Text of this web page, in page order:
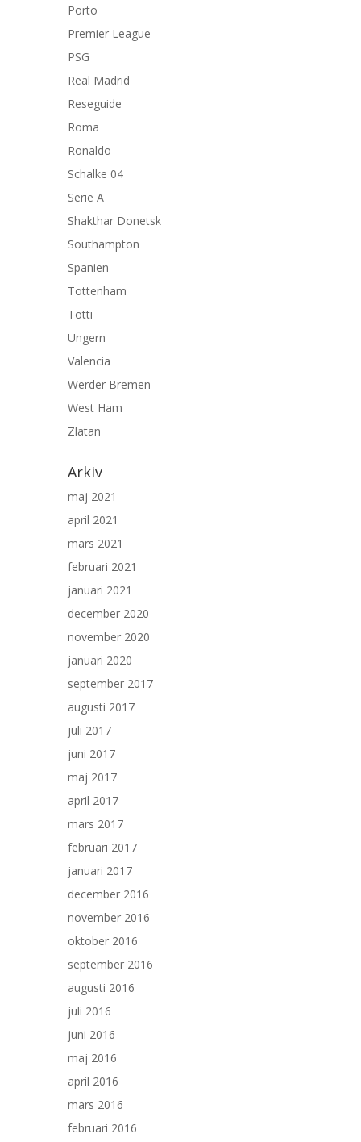
Porto
Premier League
PSG
Real Madrid
Reseguide
Roma
Ronaldo
Schalke 04
Serie A
Shakthar Donetsk
Southampton
Spanien
Tottenham
Totti
Ungern
Valencia
Werder Bremen
West Ham
Zlatan
Arkiv
maj 2021
april 2021
mars 2021
februari 2021
januari 2021
december 2020
november 2020
januari 2020
september 2017
augusti 2017
juli 2017
juni 2017
maj 2017
april 2017
mars 2017
februari 2017
januari 2017
december 2016
november 2016
oktober 2016
september 2016
augusti 2016
juli 2016
juni 2016
maj 2016
april 2016
mars 2016
februari 2016